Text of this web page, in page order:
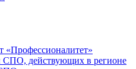
«Профессионалитет»
СПО, действующих в регионе